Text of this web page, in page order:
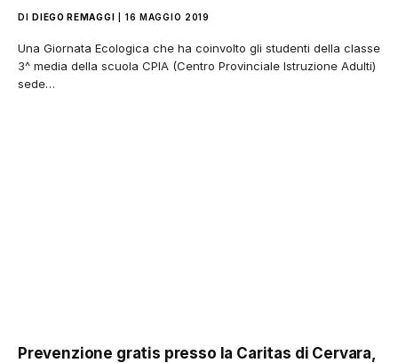
DI DIEGO REMAGGI 16 MAGGIO 2019
Una Giornata Ecologica che ha coinvolto gli studenti della classe
3^ media della scuola CPIA (Centro Provinciale Istruzione Adulti)
sede…
Prevenzione gratis presso la Caritas di Cervara,